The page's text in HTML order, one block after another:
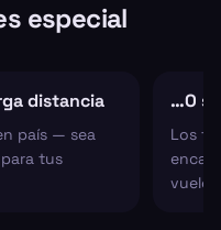
especial
distancia
país — sea
tus
…O
Los
vuelo